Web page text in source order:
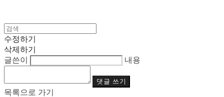
수정하기
삭제하기
글쓴이
내용
댓글 쓰기
목록으로 가기